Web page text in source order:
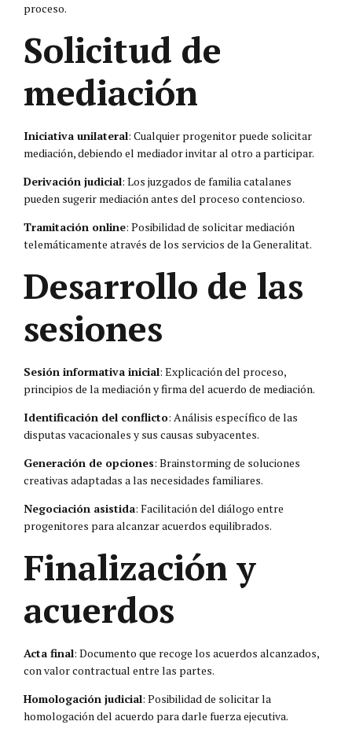
proceso.
Solicitud de
mediación
Iniciativa unilateral: Cualquier progenitor puede solicitar
mediación, debiendo el mediador invitar al otro a participar.
Derivación judicial: Los juzgados de familia catalanes
pueden sugerir mediación antes del proceso contencioso.
Tramitación online: Posibilidad de solicitar mediación
telemáticamente através de los servicios de la Generalitat.
Desarrollo de las
sesiones
Sesión informativa inicial: Explicación del proceso,
principios de la mediación y firma del acuerdo de mediación.
Identificación del conflicto: Análisis específico de las
disputas vacacionales y sus causas subyacentes.
Generación de opciones: Brainstorming de soluciones
creativas adaptadas a las necesidades familiares.
Negociación asistida: Facilitación del diálogo entre
progenitores para alcanzar acuerdos equilibrados.
Finalización y
acuerdos
Acta final: Documento que recoge los acuerdos alcanzados,
con valor contractual entre las partes.
Homologación judicial: Posibilidad de solicitar la
homologación del acuerdo para darle fuerza ejecutiva.